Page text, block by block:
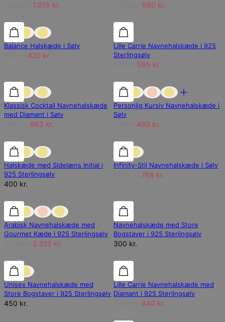
1.015 kr. 980 kr.
30% rabat 30% rabat
Balance Halskæde i Sølv
420 kr.
30% rabat
Lille Carrie Navnehalskæde i 925
Sterlingsølv
595 kr.
25% rabat 25% rabat
Klassisk Cocktail Navnehalskæde
med Diamant i Sølv
863 kr.
30% rabat
Personlig Kursiv Navnehalskæde i
Sølv
490 kr.
Halskæde med Sidelæns Initial i
925 Sterlingsølv
400 kr.
25% rabat
Infinity-Stil Navnehalskæde i Sølv
788 kr.
25% rabat 25% rabat
Arabisk Navnehalskæde med
Gourmet Kæde i 925 Sterlingsølv
2.325 kr.
Navnehalskæde med Store
Bogstaver i 925 Sterlingsølv
300 kr.
Unisex Navnehalskæde med
Store Bogstaver i 925 Sterlingsølv
450 kr.
30% rabat
Lille Carrie Navnehalskæde med
Diamant i 925 Sterlingsølv
840 kr.